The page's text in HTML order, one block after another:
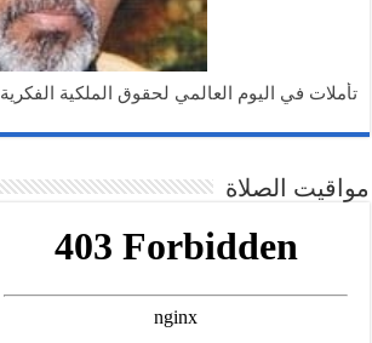
تأملات في اليوم العالمي لحقوق الملكية الفكرية
مواقيت الصلاة